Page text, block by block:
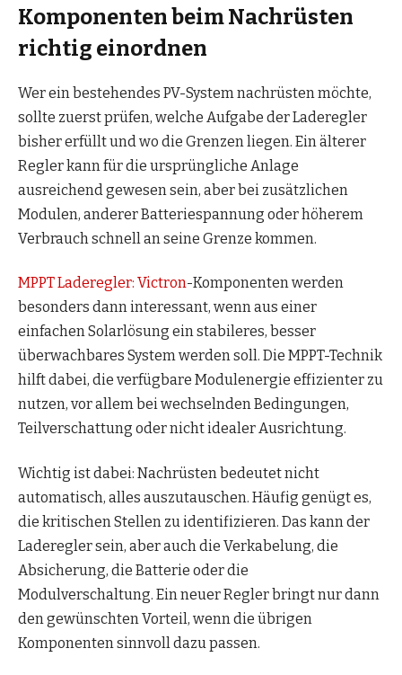
Komponenten beim Nachrüsten
richtig einordnen
Wer ein bestehendes PV-System nachrüsten möchte,
sollte zuerst prüfen, welche Aufgabe der Laderegler
bisher erfüllt und wo die Grenzen liegen. Ein älterer
Regler kann für die ursprüngliche Anlage
ausreichend gewesen sein, aber bei zusätzlichen
Modulen, anderer Batteriespannung oder höherem
Verbrauch schnell an seine Grenze kommen.
MPPT Laderegler: Victron-Komponenten werden
besonders dann interessant, wenn aus einer
einfachen Solarlösung ein stabileres, besser
überwachbares System werden soll. Die MPPT-Technik
hilft dabei, die verfügbare Modulenergie effizienter zu
nutzen, vor allem bei wechselnden Bedingungen,
Teilverschattung oder nicht idealer Ausrichtung.
Wichtig ist dabei: Nachrüsten bedeutet nicht
automatisch, alles auszutauschen. Häufig genügt es,
die kritischen Stellen zu identifizieren. Das kann der
Laderegler sein, aber auch die Verkabelung, die
Absicherung, die Batterie oder die
Modulverschaltung. Ein neuer Regler bringt nur dann
den gewünschten Vorteil, wenn die übrigen
Komponenten sinnvoll dazu passen.